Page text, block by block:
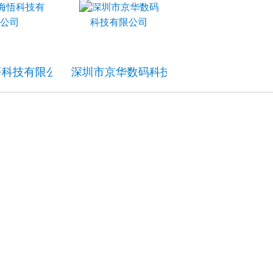
技有限公司 深圳市京华数码科技有限公司